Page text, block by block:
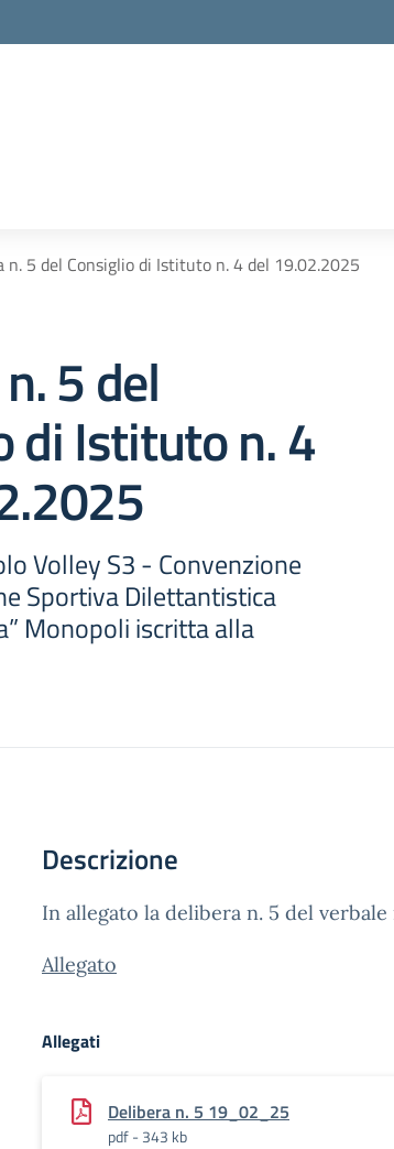
n. 5 del Consiglio di Istituto n. 4 del 19.02.2025
5 del
di Istituto n. 4
Volley S3 - Convenzione
Sportiva Dilettantistica
Monopoli iscritta alla
Descrizione
In allegato la delibera n. 5 del
Allegato
Allegati
Delibera n. 5 19_02_25
pdf - 343 kb